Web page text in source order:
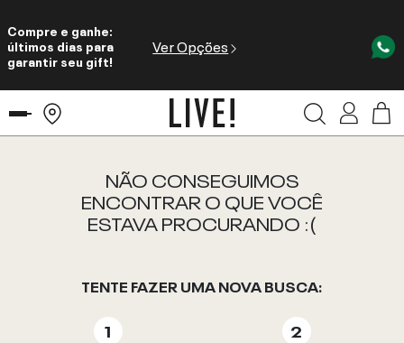
Compre e ganhe:
últimos dias para
garantir seu gift!
Ver Opções
NÃO CONSEGUIMOS
ENCONTRAR O QUE VOCÊ
ESTAVA PROCURANDO :(
TENTE FAZER UMA NOVA BUSCA: